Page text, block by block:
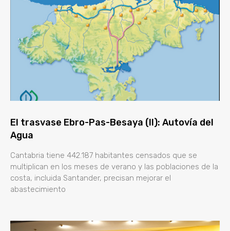
El trasvase Ebro-Pas-Besaya (II): Autovía del
Agua
Cantabria tiene 442.187 habitantes censados que se
multiplican en los meses de verano y las poblaciones de la
costa, incluida Santander, precisan mejorar el
abastecimiento